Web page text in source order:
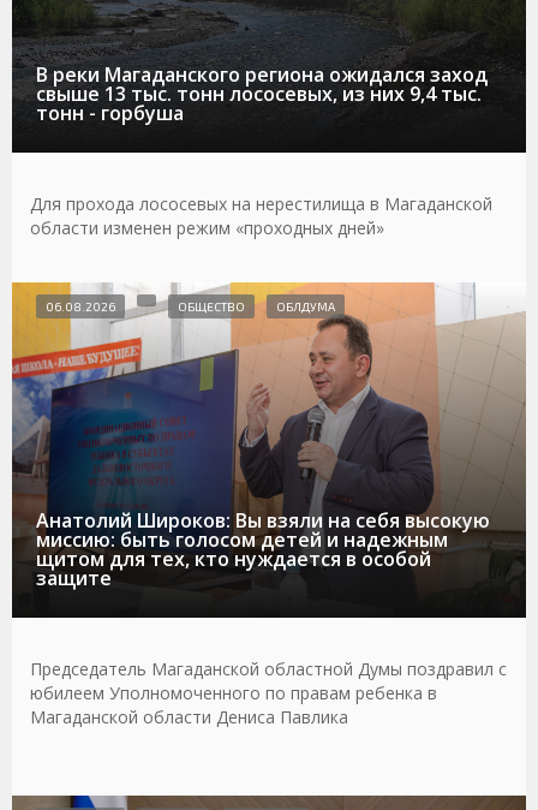
В реки Магаданского региона ожидался заход
свыше 13 тыс. тонн лососевых, из них 9,4 тыс.
тонн - горбуша
Для прохода лососевых на нерестилища в Магаданской
области изменен режим «проходных дней»
Анатолий Широков: Вы взяли на себя высокую
миссию: быть голосом детей и надежным
щитом для тех, кто нуждается в особой
защите
06.08.2026 ОБЩЕСТВО ОБЛДУМА
Председатель Магаданской областной Думы поздравил с
юбилеем Уполномоченного по правам ребенка в
Магаданской области Дениса Павлика